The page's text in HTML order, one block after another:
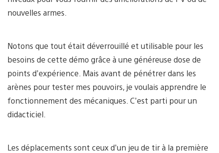
nouvelles armes.
Notons que tout était déverrouillé et utilisable pour les
besoins de cette démo grâce à une généreuse dose de
points d’expérience. Mais avant de pénétrer dans les
arènes pour tester mes pouvoirs, je voulais apprendre le
fonctionnement des mécaniques. C’est parti pour un
didacticiel.
Les déplacements sont ceux d’un jeu de tir à la première